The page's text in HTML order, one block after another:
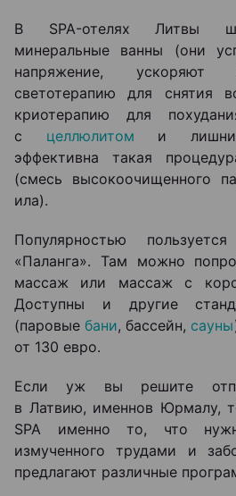
В SPA-отелях Литвы
минеральные ванны (они
напряжение, ускоряют
светотерапию для снятия
криотерапию для
с целлюлитом и
эффективна такая
(смесь высокоочищенного
ила).
Популярностью
«Паланга». Там можно
массаж или массаж с
Доступны и другие
(паровые бани, бассейн, сауны
от 130 евро.
Если уж вы решите
в Латвию, именнов Юрмалу,
SPA именно то, что
измученного трудами и
предлагают различные